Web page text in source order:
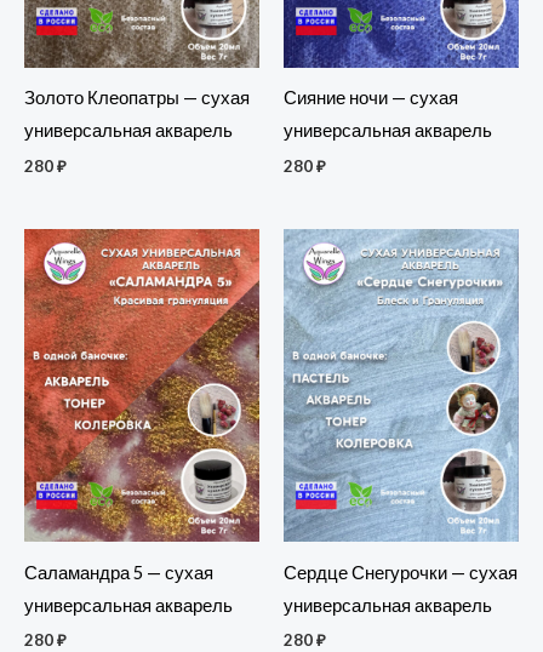
Золото Клеопатры — сухая
универсальная акварель
280₽
Сияние ночи — сухая
универсальная акварель
280₽
Саламандра 5 — сухая
универсальная акварель
280₽
Сердце Снегурочки — сухая
универсальная акварель
280₽